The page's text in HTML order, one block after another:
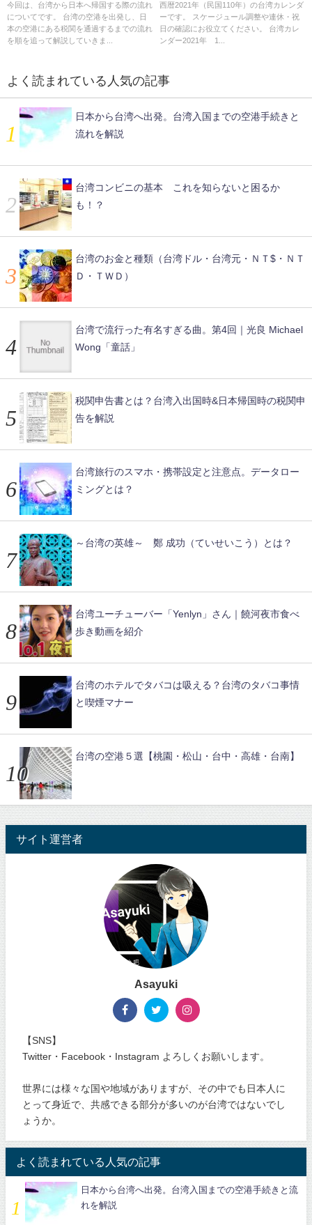
今回は、台湾から日本へ帰国する際の流れ
についてです。 台湾の空港を出発し、日
本の空港にある税関を通過するまでの流れ
を順を追って解説していきま...
西暦2021年（民国110年）の台湾カレンダ
ーです。 スケージュール調整や連休・祝
日の確認にお役立てください。 台湾カレ
ンダー2021年 1...
よく読まれている人気の記事
日本から台湾へ出発。台湾入国までの空港手続きと
流れを解説
台湾コンビニの基本 これを知らないと困るか
も！？
台湾のお金と種類（台湾ドル・台湾元・ＮＴ$・ＮＴ
Ｄ・ＴＷＤ）
台湾で流行った有名すぎる曲。第4回｜光良 Michael
Wong「童話」
税関申告書とは？台湾入出国時&日本帰国時の税関申
告を解説
台湾旅行のスマホ・携帯設定と注意点。データロー
ミングとは？
～台湾の英雄～ 鄭 成功（ていせいこう）とは？
台湾ユーチューバー「Yenlyn」さん｜饒河夜市食べ
歩き動画を紹介
台湾のホテルでタバコは吸える？台湾のタバコ事情
と喫煙マナー
台湾の空港５選【桃園・松山・台中・高雄・台南】
サイト運営者
Asayuki
【SNS】
Twitter・Facebook・Instagram よろしくお願いします。
世界には様々な国や地域がありますが、その中でも日本人に
とって身近で、共感できる部分が多いのが台湾ではないでし
ょうか。
よく読まれている人気の記事
日本から台湾へ出発。台湾入国までの空港手続きと流
れを解説